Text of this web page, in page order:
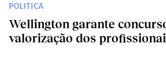
POLITICA
Wellington garante
valorização dos